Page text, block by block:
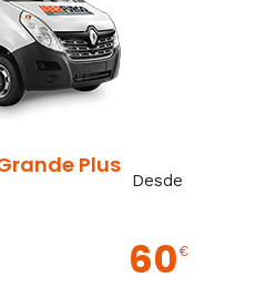
Plus
Desde
60 €